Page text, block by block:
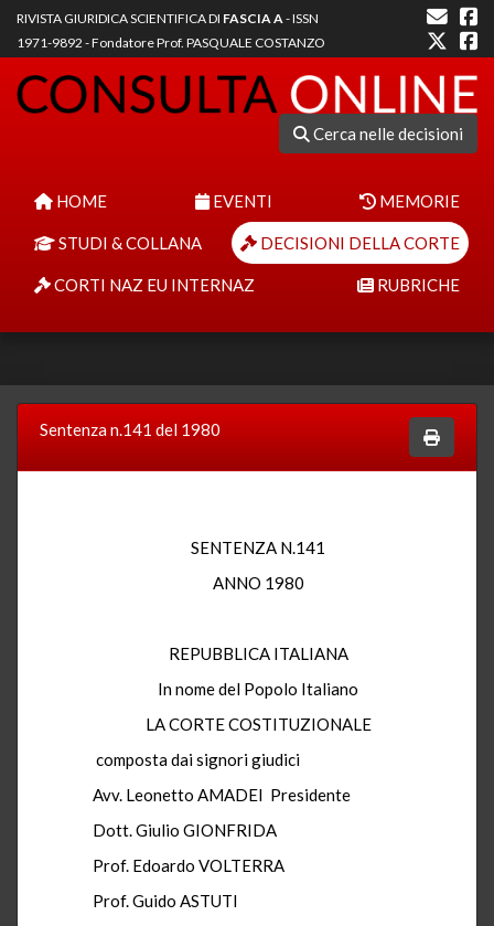
RIVISTA GIURIDICA SCIENTIFICA DI FASCIA A- ISSN
1971-9892 - Fondatore Prof. PASQUALE COSTANZO
Cerca nelle decisioni
HOME EVENTI MEMORIE
STUDI & COLLANA DECISIONI DELLA CORTE
CORTI NAZ EU INTERNAZ RUBRICHE
Sentenza n.141 del 1980
SENTENZA N.141
ANNO 1980
REPUBBLICA ITALIANA
In nome del Popolo Italiano
LA CORTE COSTITUZIONALE
composta dai signori giudici
Avv. Leonetto AMADEI Presidente
Dott. Giulio GIONFRIDA
Prof. Edoardo VOLTERRA
Prof. Guido ASTUTI